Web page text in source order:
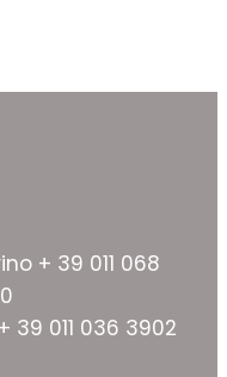
+ 39 011 068
39 011 036 3902